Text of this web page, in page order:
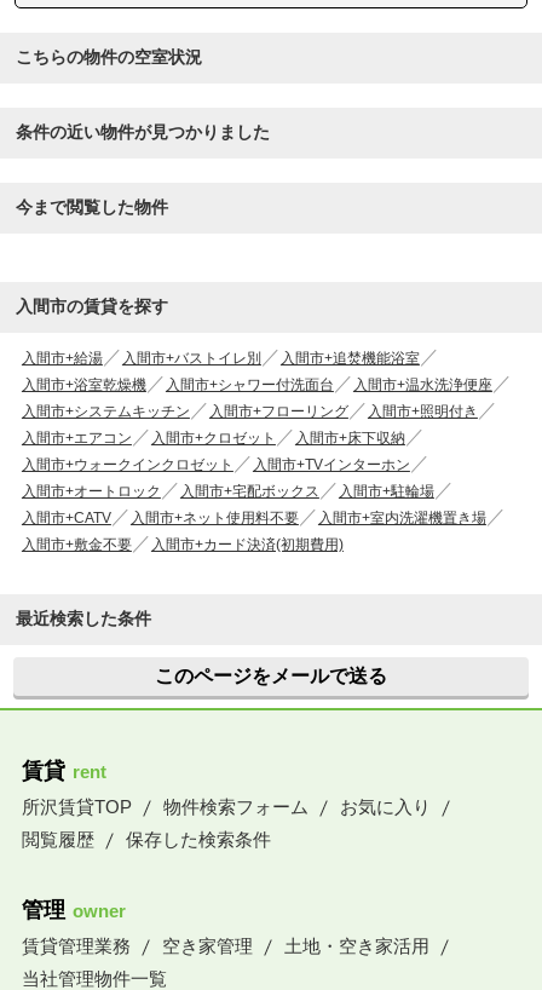
こちらの物件の空室状況
条件の近い物件が見つかりました
今まで閲覧した物件
入間市の賃貸を探す
入間市+給湯 入間市+バストイレ別
入間市+追焚機能浴室
入間市+浴室乾燥機
入間市+シャワー付洗面台
入間市+温水洗浄便座
入間市+システムキッチン
入間市+フローリング
入間市+照明付き
入間市+エアコン
入間市+クロゼット
入間市+床下収納
入間市+ウォークインクロゼット
入間市+TVインターホン
入間市+オートロック
入間市+宅配ボックス
入間市+駐輪場
入間市+CATV
入間市+ネット使用料不要
入間市+室内洗濯機置き場
入間市+敷金不要
入間市+カード決済(初期費用)
最近検索した条件
このページをメールで送る
賃貸 rent
所沢賃貸TOP
物件検索フォーム
お気に入り
閲覧履歴
保存した検索条件
管理 owner
賃貸管理業務
空き家管理
土地・空き家活用
当社管理物件一覧